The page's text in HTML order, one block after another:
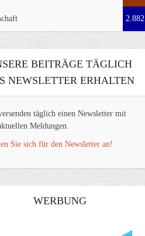
2.882
BEITRÄGE TÄGLICH
NEWSLETTER ERHALTEN
täglich einen Newsletter mit
Meldungen.
Sie sich für den Newsletter an!
WERBUNG